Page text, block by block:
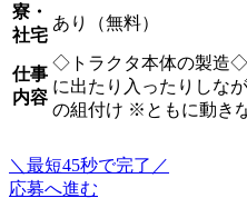
寮・
社宅
あり（無料）
仕事
内容
◇トラクタ本体の製造◇
に出たり入ったりしな
の組付け ※ともに動き
＼最短45秒で完了／
応募へ進む